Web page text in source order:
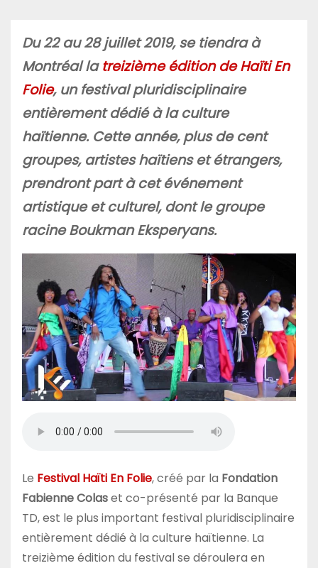
Du 22 au 28 juillet 2019, se tiendra à
Montréal latreizième édition de Haïti En
Folie, un festival pluridisciplinaire
entièrement dédié à la culture
haïtienne. Cette année, plus de cent
groupes, artistes haïtiens et étrangers,
prendront part à cet événement
artistique et culturel, dont le groupe
racine Boukman Eksperyans.
Le Festival Haïti En Folie, créé par la Fondation
Fabienne Colaset co-présenté par la Banque
TD, est le plus important festival pluridisciplinaire
entièrement dédié à la culture haïtienne. La
treizième édition du festival se déroulera en